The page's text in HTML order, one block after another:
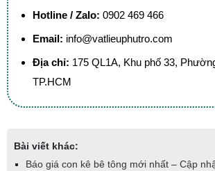
Hotline / Zalo: 0902 469 466
Email: info@vatlieuphutro.com
Địa chỉ: 175 QL1A, Khu phố 33,
TP.HCM
Bài viết khác:
Báo giá con kê bê tông mới nhất – Cập